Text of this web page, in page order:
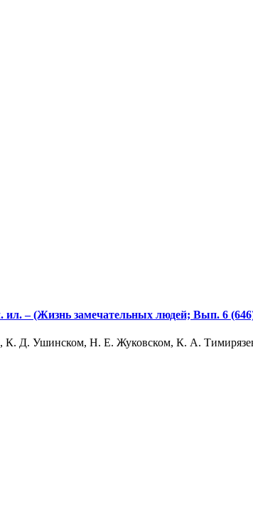
ил. – (Жизнь замечательных людей; Вып. 6
К. Д. Ушинском, Н. Е. Жуковском, К. А.